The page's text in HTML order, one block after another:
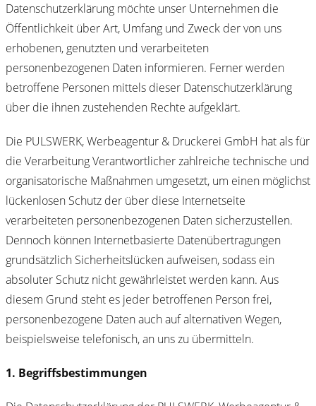
Datenschutzerklärung möchte unser Unternehmen die
Öffentlichkeit über Art, Umfang und Zweck der von uns
erhobenen, genutzten und verarbeiteten
personenbezogenen Daten informieren. Ferner werden
betroffene Personen mittels dieser Datenschutzerklärung
über die ihnen zustehenden Rechte aufgeklärt.
Die PULSWERK, Werbeagentur & Druckerei GmbH hat als für
die Verarbeitung Verantwortlicher zahlreiche technische und
organisatorische Maßnahmen umgesetzt, um einen möglichst
lückenlosen Schutz der über diese Internetseite
verarbeiteten personenbezogenen Daten sicherzustellen.
Dennoch können Internetbasierte Datenübertragungen
grundsätzlich Sicherheitslücken aufweisen, sodass ein
absoluter Schutz nicht gewährleistet werden kann. Aus
diesem Grund steht es jeder betroffenen Person frei,
personenbezogene Daten auch auf alternativen Wegen,
beispielsweise telefonisch, an uns zu übermitteln.
1. Begriffsbestimmungen